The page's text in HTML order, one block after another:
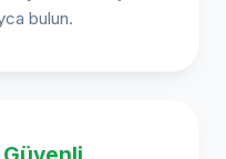
bulun.